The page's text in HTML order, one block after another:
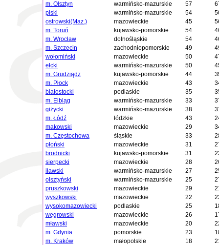
m. Olsztyn
warmińsko-mazurskie 57
piski
warmińsko-mazurskie 54
ostrowski(Maz.)
mazowieckie 45
m. Toruń
kujawsko-pomorskie 54
m. Wrocław
dolnośląskie 54
m. Szczecin
zachodniopomorskie 49
wołomiński
mazowieckie 50
ełcki
warmińsko-mazurskie 50
m. Grudziądz
kujawsko-pomorskie 44
m. Płock
mazowieckie 43
białostocki
podlaskie 35
m. Elbląg
warmińsko-mazurskie 33
giżycki
warmińsko-mazurskie 38
m. Łódź
łódzkie 43
makowski
mazowieckie 29
m. Częstochowa
śląskie 33
płoński
mazowieckie 31
brodnicki
kujawsko-pomorskie 31
sierpecki
mazowieckie 28
iławski
warmińsko-mazurskie 27
olsztyński
warmińsko-mazurskie 25
pruszkowski
mazowieckie 29
wyszkowski
mazowieckie 22
wysokomazowiecki
podlaskie 25
węgrowski
mazowieckie 26
mławski
mazowieckie 20
m. Gdynia
pomorskie 23
m. Kraków
małopolskie 18